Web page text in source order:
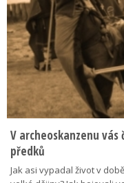
V archeoskanzenu
předků
Jak asi vypadal život v